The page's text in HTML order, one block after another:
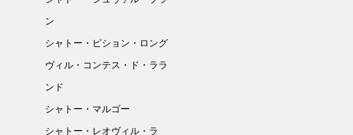
ン
シャトー・ピション・ロング
ヴィル・コンテス・ド・ララ
ンド
シャトー・マルゴー
シャトー・レオヴィル・ラ